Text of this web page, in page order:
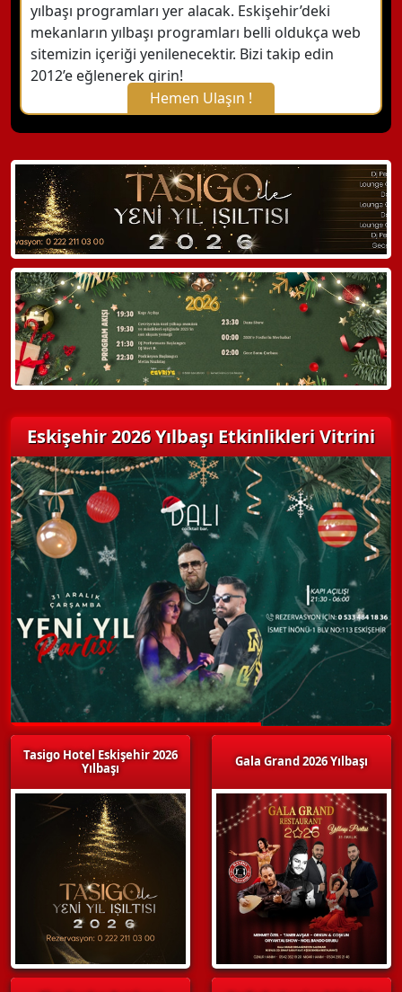
yılbaşı programları yer alacak. Eskişehir’deki
mekanların yılbaşı programları belli oldukça web
sitemizin içeriği yenilenecektir. Bizi takip edin
2012’e eğlenerek girin!
Hemen Ulaşın !
X Kapat
WhatsApp ile Bilgi Alın
Hemen Arayın
Detaylı Bilgi Alın
Eskişehir 2026 Yılbaşı Etkinlikleri Vitrini
Tasigo Hotel Eskişehir 2026
Yılbaşı
Gala Grand 2026 Yılbaşı